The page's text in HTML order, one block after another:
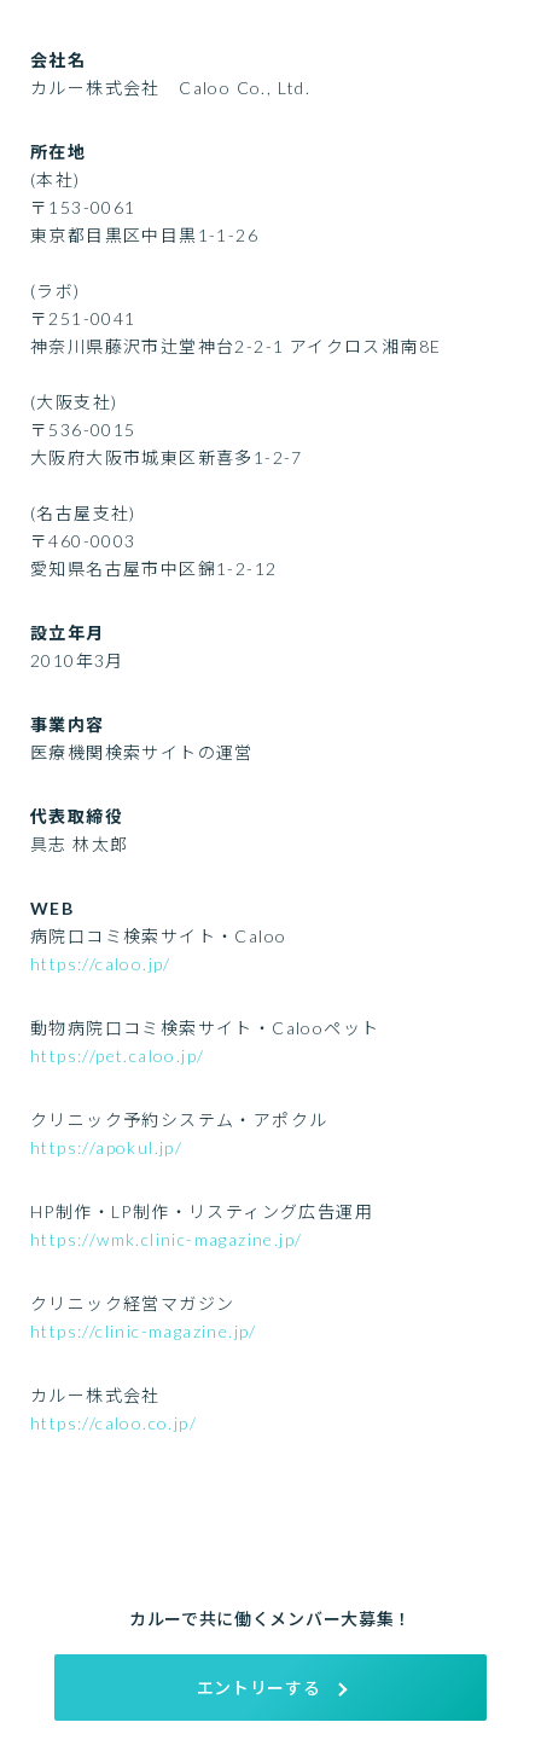
会社名
カルー株式会社 Caloo Co., Ltd.
所在地
(本社)
〒153-0061
東京都目黒区中目黒1-1-26
(ラボ)
〒251-0041
神奈川県藤沢市辻堂神台2-2-1 アイクロス湘南8E
(大阪支社)
〒536-0015
大阪府大阪市城東区新喜多1-2-7
(名古屋支社)
〒460-0003
愛知県名古屋市中区錦1-2-12
設立年月
2010年3月
事業内容
医療機関検索サイトの運営
代表取締役
具志 林太郎
WEB
病院口コミ検索サイト・Caloo
https://caloo.jp/
動物病院口コミ検索サイト・Calooペット
https://pet.caloo.jp/
クリニック予約システム・アポクル
https://apokul.jp/
HP制作・LP制作・リスティング広告運用
https://wmk.clinic-magazine.jp/
クリニック経営マガジン
https://clinic-magazine.jp/
カルー株式会社
https://caloo.co.jp/
カルーで共に働くメンバー大募集！
エントリーする